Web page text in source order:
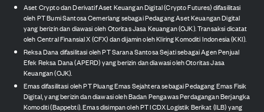
Aset Crypto dan Derivatif Aset Keuangan Digital (Crypto Futures) difasilitasi
oleh PT Bumi Santosa Cemerlang sebagai Pedagang Aset Keuangan Digital
yang berizin dan diawasi oleh Otoritas Jasa Keuangan (OJK). Transaksi dicatat
oleh Central Finansial X (CFX) dan dijamin oleh Kliring Komoditi Indonesia (KKI).
Reksa Dana difasilitasi oleh PT Sarana Santosa Sejati sebagai Agen Penjual
Efek Reksa Dana (APERD) yang berizin dan diawasi oleh Otoritas Jasa
Keuangan (OJK).
Emas difasilitasi oleh PT Pluang Emas Sejahtera sebagai Pedagang Emas Fisik
Digital, yang berizin dan diawasi oleh Badan Pengawas Perdagangan Berjangka
Komoditi (Bappebti). Emas disimpan oleh PT ICDX Logistik Berikat (ILB) yang